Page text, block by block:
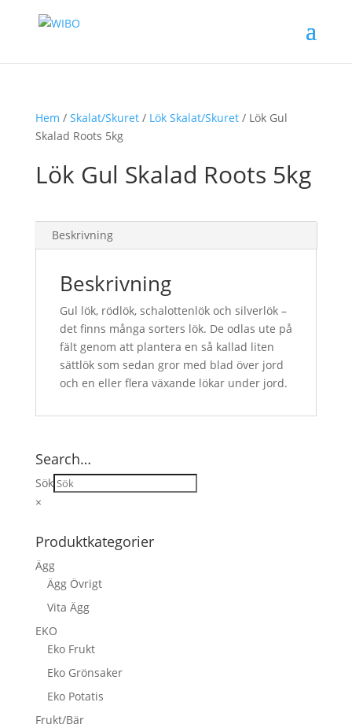
Hem / Skalat/Skuret/ Lök Skalat/Skuret/ Lök Gul
Skalad Roots 5kg
Lök Gul Skalad Roots 5kg
Beskrivning
Beskrivning
Gul lök, rödlök, schalottenlök och silverlök –
det finns många sorters lök. De odlas ute på
fält genom att plantera en så kallad liten
sättlök som sedan gror med blad över jord
och en eller flera växande lökar under jord.
Search…
Sök
×
Produktkategorier
Ägg
Ägg Övrigt
Vita Ägg
EKO
Eko Frukt
Eko Grönsaker
Eko Potatis
Frukt/Bär